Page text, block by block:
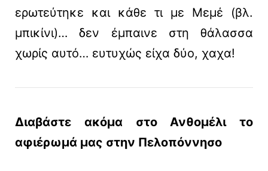
ερωτεύτηκε και κάθε τι με Μεμέ (βλ.
μπικίνι)… δεν έμπαινε στη θάλασσα
χωρίς αυτό… ευτυχώς είχα δύο, χαχα!
Διαβάστε ακόμα στο Ανθομέλι το
αφιέρωμά μας στην Πελοπόννησο